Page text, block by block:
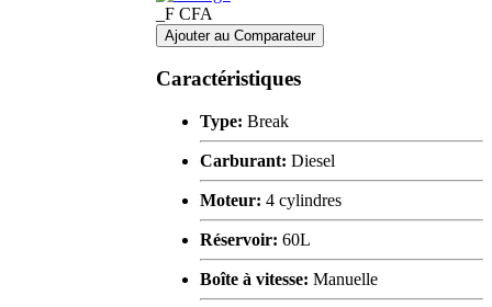
_F CFA
Ajouter au Comparateur
Caractéristiques
Type: Break
Carburant: Diesel
Moteur: 4 cylindres
Réservoir: 60L
Boîte à vitesse: Manuelle